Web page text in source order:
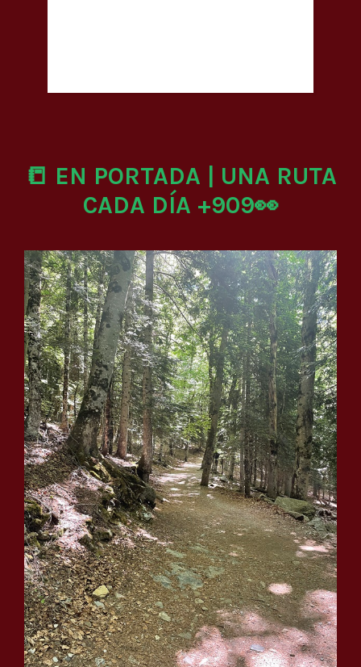
📒 EN PORTADA | UNA RUTA
CADA DÍA +909👀